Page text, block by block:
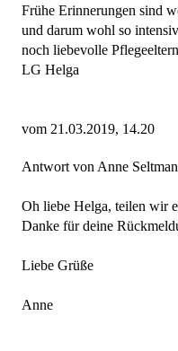
Frühe Erinnerungen sind
und darum wohl so
noch liebevolle
LG Helga
vom 21.03.2019, 14.20
Antwort von Anne
Oh liebe Helga, teilen wir
Danke für deine
Liebe Grüße
Anne